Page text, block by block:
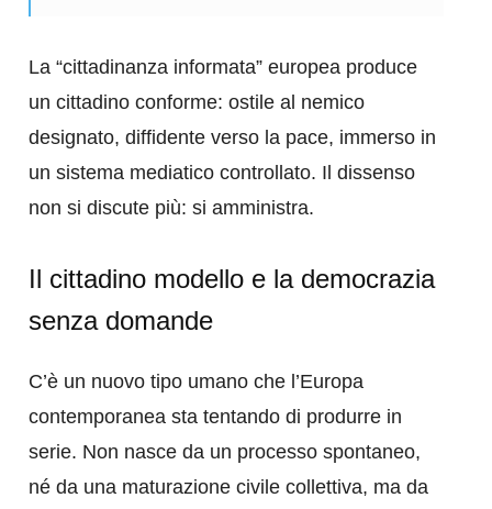
La “cittadinanza informata” europea produce
un cittadino conforme: ostile al nemico
designato, diffidente verso la pace, immerso in
un sistema mediatico controllato. Il dissenso
non si discute più: si amministra.
Il cittadino modello e la democrazia
senza domande
C’è un nuovo tipo umano che l’Europa
contemporanea sta tentando di produrre in
serie. Non nasce da un processo spontaneo,
né da una maturazione civile collettiva, ma da